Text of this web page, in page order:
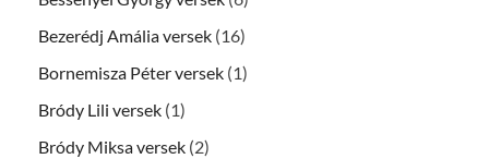
Bezerédj Amália versek (16)
Bornemisza Péter versek (1)
Bródy Lili versek (1)
Bródy Miksa versek (2)